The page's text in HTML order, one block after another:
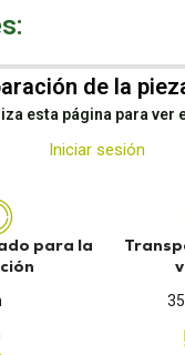
de la
esta página para ver
Iniciar sesión
para la